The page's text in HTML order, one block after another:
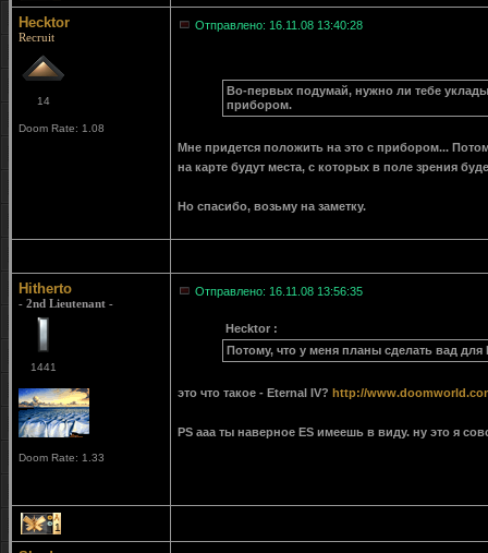
Hecktor
Recruit
14
Doom Rate: 1.08
Отправлено: 16.11.08 13:40:28
Во-первых подумай, нужно ли тебе
прибором.
Мне придется положить на это с прибором...
на карте будут места, с которых в поле зрения
Но спасибо, возьму на заметку.
Hitherto
- 2nd Lieutenant -
1441
Doom Rate: 1.33
Отправлено: 16.11.08 13:56:35
Hecktor :
Потому, что у меня планы сделать вад
это что такое - Eternal IV? http://
PS ааа ты наверное ES имеешь в виду. ну это я
1